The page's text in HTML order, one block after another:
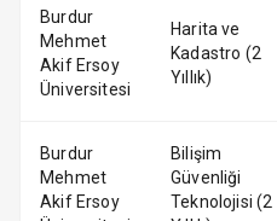
Burdur
Mehmet
Akif Ersoy
Üniversitesi
Harita ve
Kadastro (2
Yıllık)
Burdur
Mehmet
Akif Ersoy
Bilişim
Güvenliği
Teknolojisi (2